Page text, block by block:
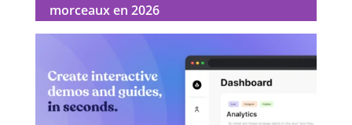
morceaux en 2026